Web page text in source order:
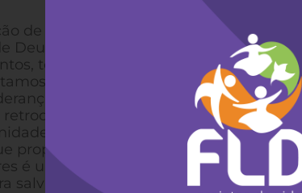
de encerramento, foi ressaltado o
Deus na construção de comunidades
todas e todos possamos construir
vivendo, em nosso país, uma
indígenas e revisão de
de direitos conquistados
espalhadas pelo país. Betânia,
proporciona solidariedade, comunhão
é um ato político e, em tempos
salvá-las.